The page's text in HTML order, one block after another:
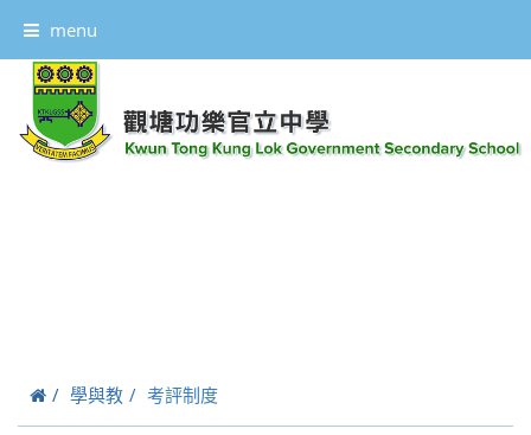
menu
學與教 考評制度